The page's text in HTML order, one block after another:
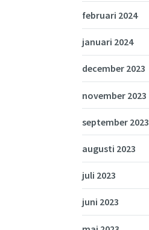
februari 2024
januari 2024
december 2023
november 2023
september 2023
augusti 2023
juli 2023
juni 2023